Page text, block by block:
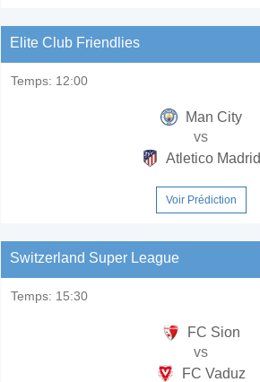
Elite Club Friendlies
Temps: 12:00
Man City
vs
Atletico Madrid
Voir Prédiction
Switzerland Super League
Temps: 15:30
FC Sion
vs
FC Vaduz